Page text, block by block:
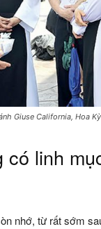
Giuse California, Hoa
có linh
nhớ, từ rất sớm